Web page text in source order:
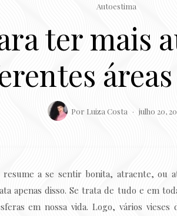
Autoestima
ter mais
Por Luiza Costa julho 20,
a se sentir bonita, atraente, ou
apenas disso. Se trata de tudo e em
em nossa vida. Logo, vários vieses